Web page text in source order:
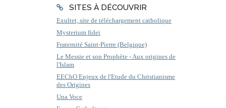
SITES À DÉCOUVRIR
Exultet, site de téléchargement catholique
Mysterium fidei
Fraternité Saint-Pierre (Belgique)
Le Messie et son Prophète - Aux origines de
l'Islam
EEChO Enjeux de l'Etude du Christianisme
des Origines
Una Voce